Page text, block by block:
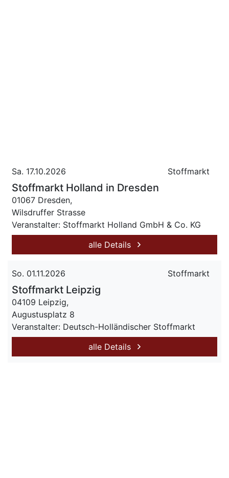
Sa. 17.10.2026 Stoffmarkt
Stoffmarkt Holland in Dresden
01067 Dresden,
Wilsdruffer Strasse
Veranstalter: Stoffmarkt Holland GmbH & Co. KG
alle Details
So. 01.11.2026 Stoffmarkt
Stoffmarkt Leipzig
04109 Leipzig,
Augustusplatz 8
Veranstalter: Deutsch-Holländischer Stoffmarkt
alle Details